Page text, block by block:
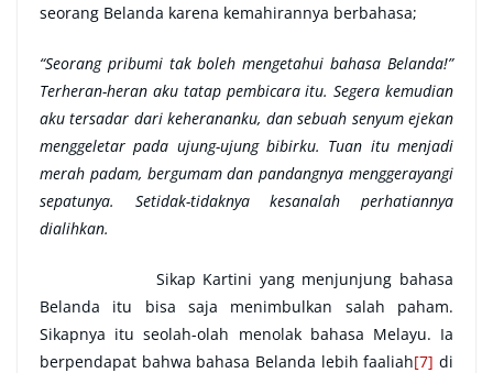
seorang Belanda karena kemahirannya berbahasa;
“Seorang pribumi tak boleh mengetahui bahasa Belanda!”
Terheran-heran aku tatap pembicara itu. Segera kemudian
aku tersadar dari keherananku, dan sebuah senyum ejekan
menggeletar pada ujung-ujung bibirku. Tuan itu menjadi
merah padam, bergumam dan pandangnya menggerayangi
sepatunya. Setidak-tidaknya kesanalah perhatiannya
dialihkan.
Sikap Kartini yang menjunjung bahasa
Belanda itu bisa saja menimbulkan salah paham.
Sikapnya itu seolah-olah menolak bahasa Melayu. Ia
berpendapat bahwa bahasa Belanda lebih faaliah[7] di